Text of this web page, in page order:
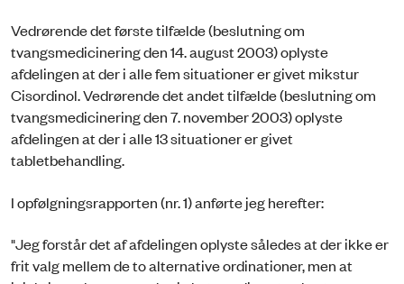
Vedrørende det første tilfælde (beslutning om
tvangsmedicinering den 14. august 2003) oplyste
afdelingen at der i alle fem situationer er givet mikstur
Cisordinol. Vedrørende det andet tilfælde (beslutning om
tvangsmedicinering den 7. november 2003) oplyste
afdelingen at der i alle 13 situationer er givet
tabletbehandling.
I opfølgningsrapporten (nr. 1) anførte jeg herefter:
"Jeg forstår det af afdelingen oplyste således at der ikke er
frit valg mellem de to alternative ordinationer, men at